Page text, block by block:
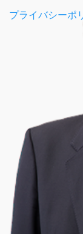
プライバシーポ